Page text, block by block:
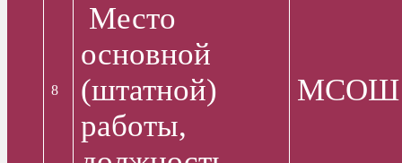
8
Место
основной
(штатной)
работы,
МСОШ